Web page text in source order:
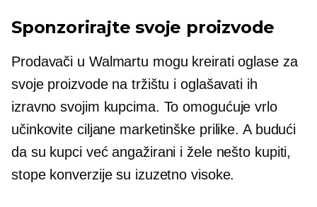
Sponzorirajte svoje proizvode
Prodavači u Walmartu mogu kreirati oglase za
svoje proizvode na tržištu i oglašavati ih
izravno svojim kupcima. To omogućuje vrlo
učinkovite ciljane marketinške prilike. A budući
da su kupci već angažirani i žele nešto kupiti,
stope konverzije su izuzetno visoke.